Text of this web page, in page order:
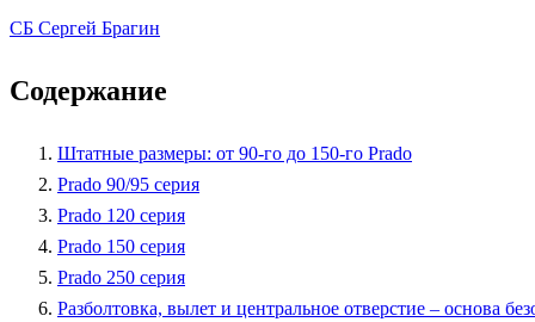
СБ Сергей Брагин
Содержание
Штатные размеры: от 90-го до 150-го Prado
Prado 90/95 серия
Prado 120 серия
Prado 150 серия
Prado 250 серия
Разболтовка, вылет и центральное отверстие – основа